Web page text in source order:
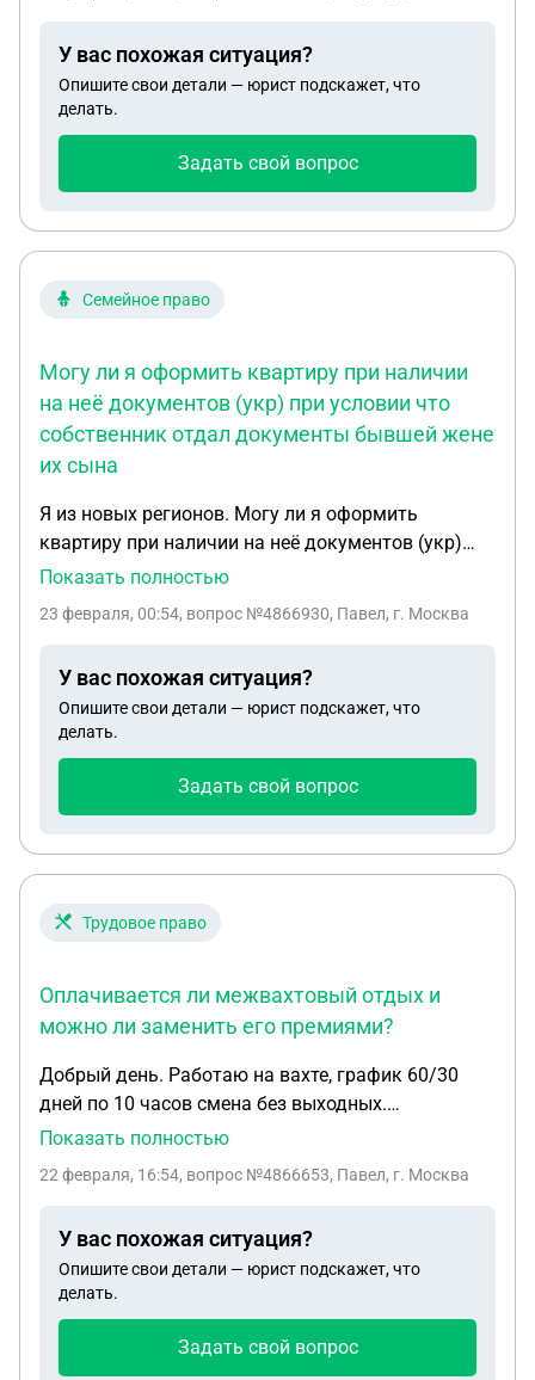
перемещаться сложнее),в результате получила
находится в больнице.В момент получения
травмы, данное место было с наледью,имеются
фото,а также видеозапись с камер
потребовать от управляющей компании
правильно?
У вас похожая ситуация?
Опишите свои детали — юрист подскажет, что
делать.
Задать свой вопрос
Семейное право
Могу ли я оформить квартиру при наличии
на неё документов (укр) при условии что
собственник отдал документы бывшей жене
их сына
Я из новых регионов. Могу ли я оформить
квартиру при наличии на неё документов (укр)
при условии что собственник отдал документы
Юр оформить не успели. Возможно ли это. Если
Показать полностью
23 февраля, 00:54, вопрос №4866930, Павел, г. Москва
У вас похожая ситуация?
Опишите свои детали — юрист подскажет, что
делать.
Задать свой вопрос
Трудовое право
Оплачивается ли межвахтовый отдых и
можно ли заменить его премиями?
Добрый день. Работаю на вахте, график 60/30
дней по 10 часов смена без выходных.
Подскажите пожалуйста обязан ли работодатель
каком размере ( тарифная ставка 240 руб/ час) и
межвахтового отдыха выплатами премий.
Спасибо за ответ. С Уважением Павел.
Показать полностью
22 февраля, 16:54, вопрос №4866653, Павел, г. Москва
У вас похожая ситуация?
Опишите свои детали — юрист подскажет, что
делать.
Задать свой вопрос